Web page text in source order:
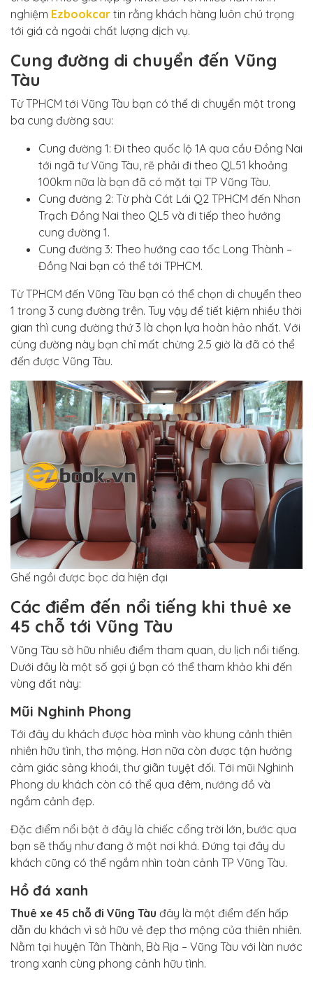
nghiệm Ezbookcar tin rằng khách hàng luôn chú trọng
tới giá cả ngoài chất lượng dịch vụ.
Cung đường di chuyển đến Vũng
Tàu
Từ TPHCM tới Vũng Tàu bạn có thể di chuyển một trong
ba cung đường sau:
Cung đường 1: Đi theo quốc lộ 1A qua cầu Đồng Nai
tới ngã tư Vũng Tàu, rẽ phải đi theo QL51 khoảng
100km nữa là bạn đã có mặt tại TP Vũng Tàu.
Cung đường 2: Từ phà Cát Lái Q2 TPHCM đến Nhơn
Trạch Đồng Nai theo QL5 và đi tiếp theo hướng
cung đường 1.
Cung đường 3: Theo hướng cao tốc Long Thành –
Đồng Nai bạn có thể tới TPHCM.
Từ TPHCM đến Vũng Tàu bạn có thể chọn di chuyển theo
1 trong 3 cung đường trên. Tuy vậy để tiết kiệm nhiều thời
gian thì cung đường thứ 3 là chọn lựa hoàn hảo nhất. Với
cùng đường này bạn chỉ mất chừng 2.5 giờ là đã có thể
đến được Vũng Tàu.
Ghế ngồi được bọc da hiện đại
Các điểm đến nổi tiếng khi thuê xe
45 chỗ tới Vũng Tàu
Vũng Tàu sở hữu nhiều điểm tham quan, du lịch nổi tiếng.
Dưới đây là một số gợi ý bạn có thể tham khảo khi đến
vùng đất này:
Mũi Nghinh Phong
Tới đây du khách được hòa mình vào khung cảnh thiên
nhiên hữu tình, thơ mộng. Hơn nữa còn được tận hưởng
cảm giác sảng khoái, thư giãn tuyệt đối. Tới mũi Nghinh
Phong du khách còn có thể qua đêm, nướng đồ và
ngắm cảnh đẹp.
Đặc điểm nổi bật ở đây là chiếc cổng trời lớn, bước qua
bạn sẽ thấy như đang ở một nơi khá. Đứng tại đây du
khách cũng có thể ngắm nhìn toàn cảnh TP Vũng Tàu.
Hồ đá xanh
Thuê xe 45 chỗ đi Vũng Tàu đây là một điểm đến hấp
dẫn du khách vì sở hữu vẻ đẹp thơ mộng của thiên nhiên.
Nằm tại huyện Tân Thành, Bà Rịa – Vũng Tàu với làn nước
trong xanh cùng phong cảnh hữu tình.